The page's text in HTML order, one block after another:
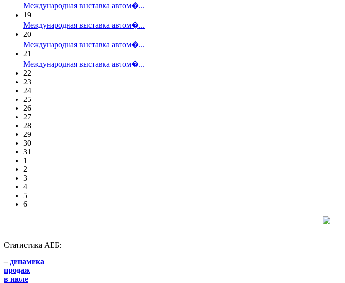
Международная выставка автом�...
19
Международная выставка автом�...
20
Международная выставка автом�...
21
Международная выставка автом�...
22
23
24
25
26
27
28
29
30
31
1
2
3
4
5
6
Статистика АЕБ:
– динамика
продаж
в июле